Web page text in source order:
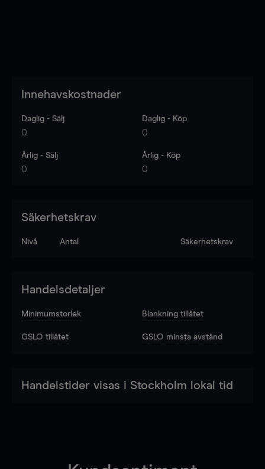
Innehavskostnader
Daglig - Sälj
0
Daglig - Köp
0
Årlig - Sälj
0
Årlig - Köp
0
Säkerhetskrav
Nivå Antal Säkerhetskrav
Handelsdetaljer
Minimumstorlek Blankning tillåtet
GSLO tillåtet GSLO minsta avstånd
Handelstider visas i Stockholm lokal tid